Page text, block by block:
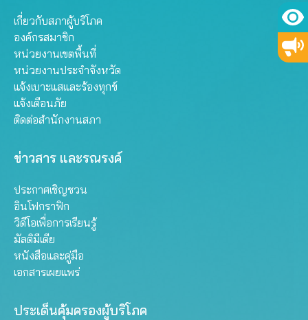
เกี่ยวกับสภาผู้บริโภค
องค์กรสมาชิก
หน่วยงานเขตพื้นที่
หน่วยงานประจำจังหวัด
แจ้งเบาะแสและร้องทุกข์
แจ้งเตือนภัย
ติดต่อสำนักงานสภา
ข่าวสาร และรณรงค์
ประกาศเชิญชวน
อินโฟกราฟิก
วิดีโอเพื่อการเรียนรู้
มัลติมีเดีย
หนังสือและคู่มือ
เอกสารเผยแพร่
ประเด็นคุ้มครองผู้บริโภค